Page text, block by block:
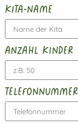
kita-name
anzahl kinder
telefonnummer